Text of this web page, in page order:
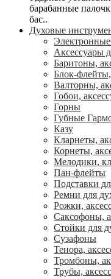
барабанные
бас..
Духовые
Аксессуары
Баритоны,
Блок-
Валторны,
Гобои,
Горны
Губные
Казу
Кларнеты,
Корнеты,
Мелодики,
Пан-флейты
Подставки
Ремни для
Рожки,
Саксофоны,
Стойки для
Сузафоны
Тенора,
Тромбоны,
Трубы,